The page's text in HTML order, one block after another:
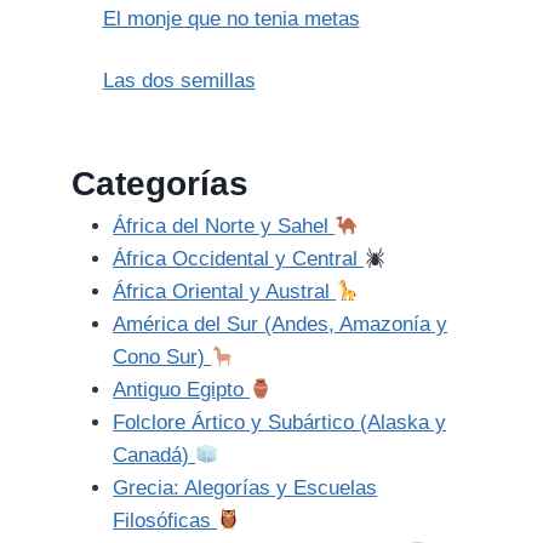
El monje que no tenia metas
Las dos semillas
Categorías
África del Norte y Sahel
África Occidental y Central
África Oriental y Austral
América del Sur (Andes, Amazonía y
Cono Sur)
Antiguo Egipto
Folclore Ártico y Subártico (Alaska y
Canadá)
Grecia: Alegorías y Escuelas
Filosóficas